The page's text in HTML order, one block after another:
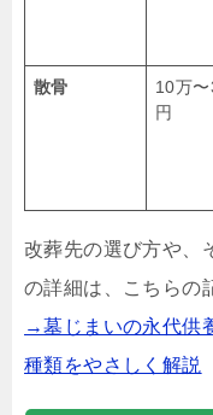
散骨
10万
円
改葬先の選び方や、
の詳細は、こちらの
→墓じまいの永代供
種類をやさしく解説